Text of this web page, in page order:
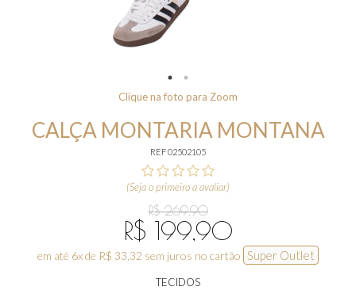
Clique na foto para Zoom
CALÇA MONTARIA MONTANA
REF 02502105
(Seja o primeiro a avaliar)
R$ 269,90
R$ 199,90
em até 6x de R$ 33,32 sem juros no cartão Super Outlet
TECIDOS